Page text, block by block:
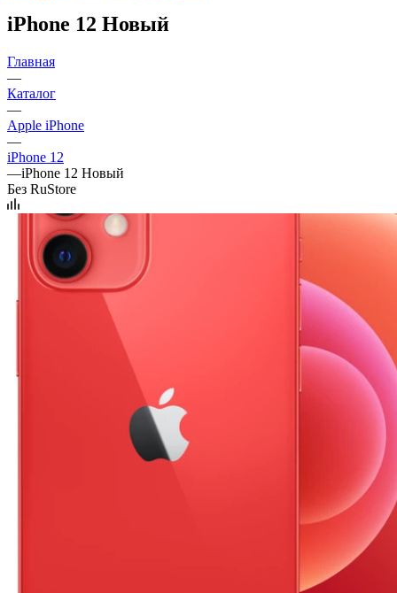
iPhone 12 Новый
Главная
—
Каталог
—
Apple iPhone
—
iPhone 12
—iPhone 12 Новый
Без RuStore